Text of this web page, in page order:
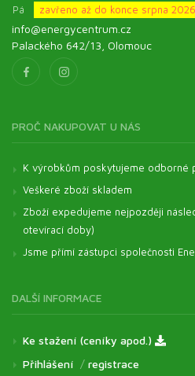
Pá
zavřeno až do konce srpna 2026
info@energycentrum.cz
Palackého 642/13, Olomouc
PROČ NAKUPOVAT U NÁS
K výrobkům poskytujeme odborné
Veškeré zboží skladem
Zboží expedujeme nejpozději
otevírací doby)
Jsme přímí zástupci společnosti
DALŠÍ INFORMACE
Ke stažení (ceníky apod.)
Přihlášení / registrace